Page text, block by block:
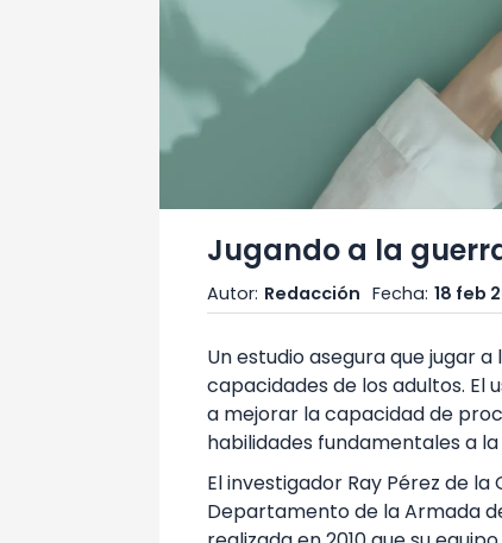
Jugando a la
Autor: Redacción Fecha: 18 feb
Un estudio asegura que jugar
capacidades de los adultos.
a mejorar la capacidad de
habilidades fundamentales a
El investigador Ray Pérez de
Departamento de la Armada